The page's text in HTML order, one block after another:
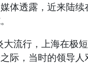
体透露，近来陆
流行，上海在极
际，当时的领导